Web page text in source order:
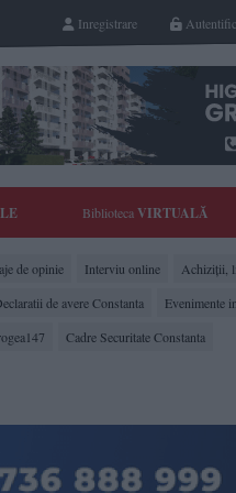
Inregistrare
BibliotecaVIRTUALĂ
de opinie Interviu online
Achiziții,
de avere Constanta
Evenimente
Cadre Securitate Constanta